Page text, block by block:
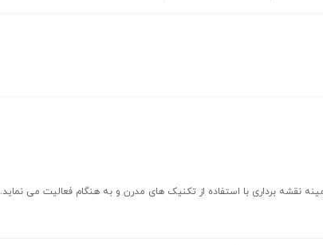
نقشه برداری با استفاده از تکنیک های مدرن و به هنگام فعالیت می نماید.